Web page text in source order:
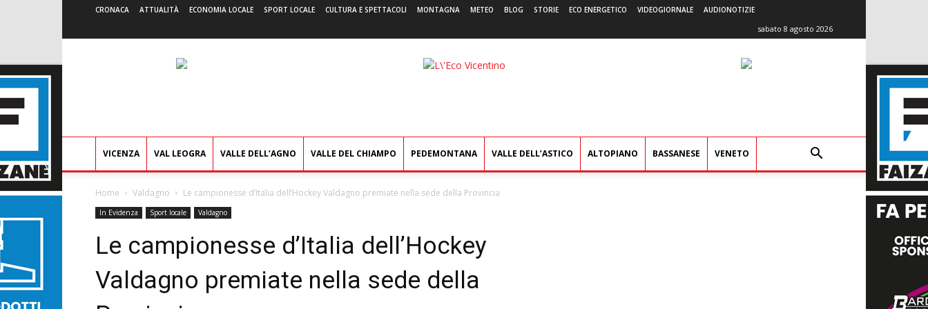
CRONACA ATTUALITÀ ECONOMIA LOCALE SPORT LOCALE CULTURA E SPETTACOLI MONTAGNA METEO BLOG STORIE ECO ENERGETICO VIDEOGIORNALE AUDIONOTIZIE
sabato 8 agosto 2026
L'Eco
VICENZA VAL LEOGRA VALLE DELL’AGNO VALLE DEL CHIAMPO PEDEMONTANA VALLE DELL’ASTICO ALTOPIANO BASSANESE VENETO
Home Valdagno Le campionesse d’Italia dell’Hockey Valdagno premiate nella sede della Provincia
In Evidenza Sport locale Valdagno
Le campionesse d’Italia dell’Hockey
Valdagno premiate nella sede della